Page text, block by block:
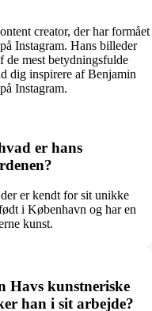
creator, der har formået
Instagram. Hans billeder
de mest betydningsfulde
dig inspirere af Benjamin
Instagram.
er hans
er kendt for sit unikke
i København og har en
kunst.
Havs kunstneriske
han i sit arbejde?